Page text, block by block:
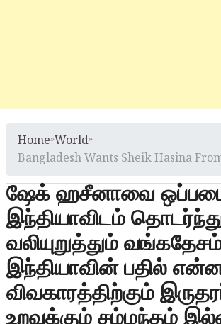
Home»World»
Bangladesh Wants Sheik Hasina
ஷேக் ஹசீனாவை
இந்தியாவிடம்
வலியுறுத்தும்
இந்தியாவின் பதில்
விவகாரத்திற்கும்